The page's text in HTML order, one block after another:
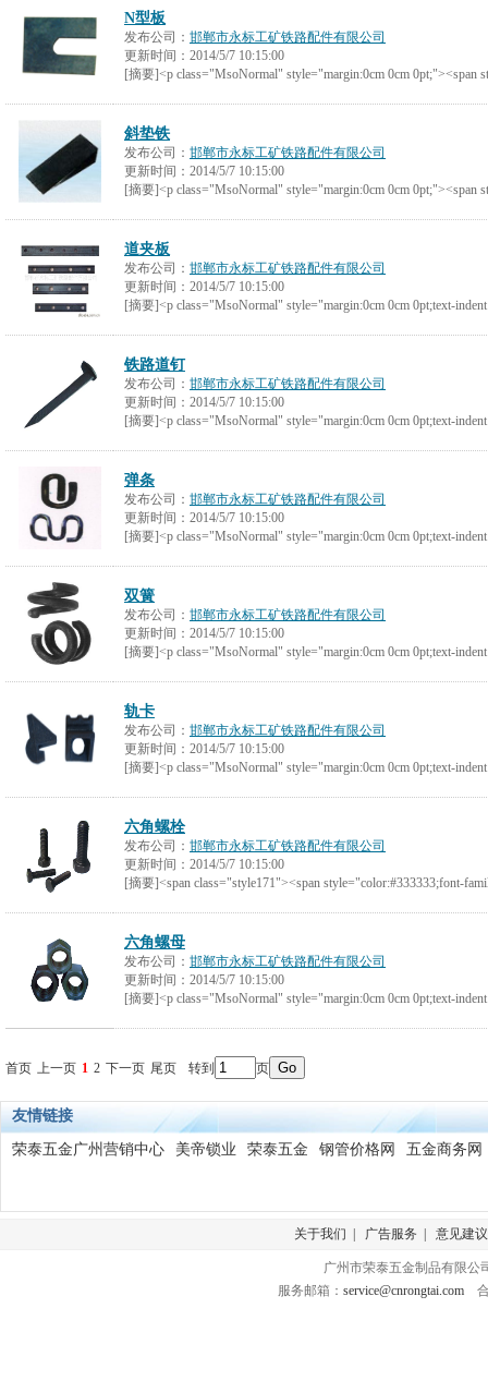
N型板
发布公司： 邯郸市永标工矿铁路配件有限公司
更新时间： 2014/5/7 10:15:00
[摘要]<p class="MsoNormal" style="margin:0cm 0cm 0pt;"><span
斜垫铁
发布公司： 邯郸市永标工矿铁路配件有限公司
更新时间： 2014/5/7 10:15:00
[摘要]<p class="MsoNormal" style="margin:0cm 0cm 0pt;"><span
道夹板
发布公司： 邯郸市永标工矿铁路配件有限公司
更新时间： 2014/5/7 10:15:00
[摘要]<p class="MsoNormal" style="margin:0cm 0cm 0pt;text-
铁路道钉
发布公司： 邯郸市永标工矿铁路配件有限公司
更新时间： 2014/5/7 10:15:00
[摘要]<p class="MsoNormal" style="margin:0cm 0cm 0pt;text-
弹条
发布公司： 邯郸市永标工矿铁路配件有限公司
更新时间： 2014/5/7 10:15:00
[摘要]<p class="MsoNormal" style="margin:0cm 0cm 0pt;text-
双簧
发布公司： 邯郸市永标工矿铁路配件有限公司
更新时间： 2014/5/7 10:15:00
[摘要]<p class="MsoNormal" style="margin:0cm 0cm 0pt;text-
轨卡
发布公司： 邯郸市永标工矿铁路配件有限公司
更新时间： 2014/5/7 10:15:00
[摘要]<p class="MsoNormal" style="margin:0cm 0cm 0pt;text-
六角螺栓
发布公司： 邯郸市永标工矿铁路配件有限公司
更新时间： 2014/5/7 10:15:00
[摘要]<span class="style171"><span style="color:#333333;font-
六角螺母
发布公司： 邯郸市永标工矿铁路配件有限公司
更新时间： 2014/5/7 10:15:00
[摘要]<p class="MsoNormal" style="margin:0cm 0cm 0pt;text-
首页 上一页 1 2 下一页 尾页 转到 页
友情链接
荣泰五金广州营销中心 美帝锁业 荣泰五金 钢管价格网 五金商务网
关于我们 广告服务 意见建议
广州市荣泰五金制品有限
服务邮箱： service@cnrongtai.com 合